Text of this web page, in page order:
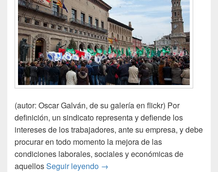
(autor: Oscar Galván, de su galería en flickr) Por
definición, un sindicato representa y defiende los
intereses de los trabajadores, ante su empresa, y debe
procurar en todo momento la mejora de las
condiciones laborales, sociales y económicas de
aquellosSeguir leyendo El ocaso de los sindicatos
→